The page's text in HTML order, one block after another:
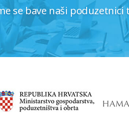
se bave naši